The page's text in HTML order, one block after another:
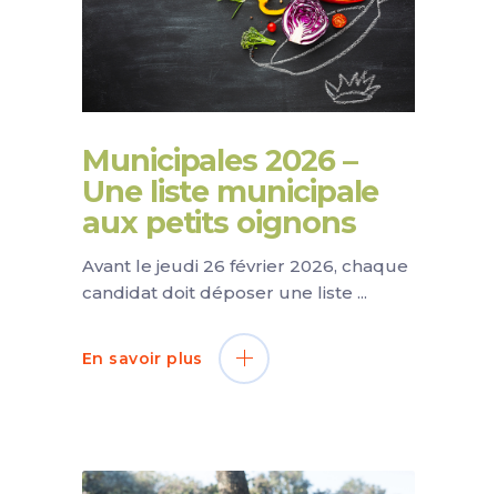
Municipales 2026 –
Une liste municipale
aux petits oignons
Avant le jeudi 26 février 2026, chaque
candidat doit déposer une liste
En savoir plus